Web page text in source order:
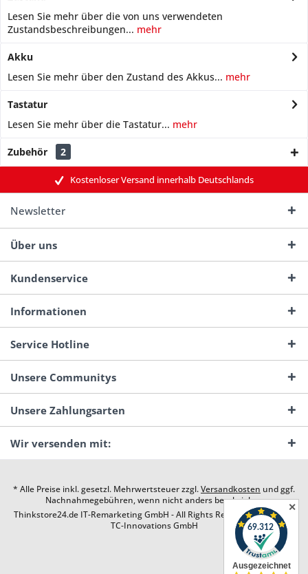
Lesen Sie mehr über die von uns verwendeten
Zustandsbeschreibungen... mehr
Akku
Lesen Sie mehr über den Zustand des Akkus... mehr
Tastatur
Lesen Sie mehr über die Tastatur... mehr
Zubehör 2
Kostenloser Versand innerhalb Deutschlands
Newsletter
Über uns
Kundenservice
Informationen
Service Hotline
Unsere Communitys
Unsere Zahlungsarten
Wir versenden mit:
* Alle Preise inkl. gesetzl. Mehrwertsteuer zzgl.Versandkosten und ggf.
Nachnahmegebühren, wenn nicht anders beschrieben
Thinkstore24.de IT-Remarketing GmbH - All Rights Reserved. Design by
TC-Innovations GmbH
✕